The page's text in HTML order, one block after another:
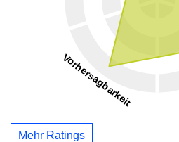
Mehr Ratings